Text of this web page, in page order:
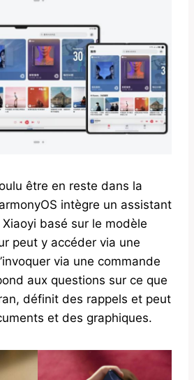
être en reste dans la
intègre un assistant
basé sur le modèle
peut y accéder via une
via une commande
aux questions sur ce que
définit des rappels et peut
et des graphiques.